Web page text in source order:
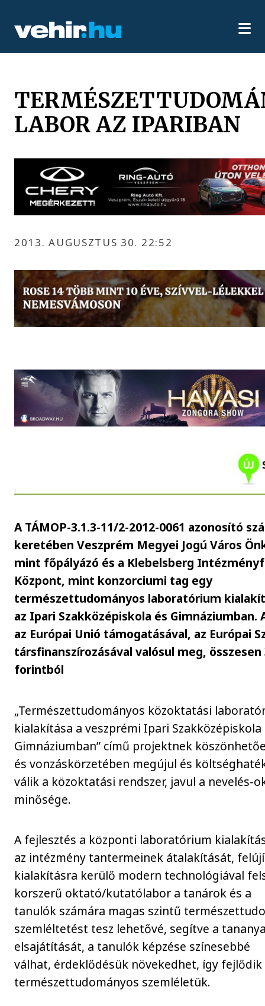
LABOR AZ IPARIBAN
2013. AUGUSZTUS 30. 22:52
A TÁMOP-3.1.3-11/2-2012-0061 azonosító
keretében Veszprém Megyei Jogú Város
mint főpályázó és a Klebelsberg
Központ, mint konzorciumi tag egy
természettudományos laboratórium
az Ipari Szakközépiskola és Gimnáziumban.
az Európai Unió támogatásával, az Európai
társfinanszírozásával valósul meg, összesen
forintból
„Természettudományos közoktatási
kialakítása a veszprémi Ipari Szakközépiskola
Gimnáziumban” című projektnek
és vonzáskörzetében megújul és
válik a közoktatási rendszer, javul a nevelés-
minősége.
A fejlesztés a központi laboratórium
az intézmény tantermeinek átalakítását,
kialakításra kerülő modern technológiával
korszerű oktató/kutatólabor a tanárok és a
tanulók számára magas szintű
szemléltetést tesz lehetővé, segítve a
elsajátítását, a tanulók képzése színesebbé
válhat, érdeklődésük növekedhet, így fejlődik
természettudományos szemléletük.